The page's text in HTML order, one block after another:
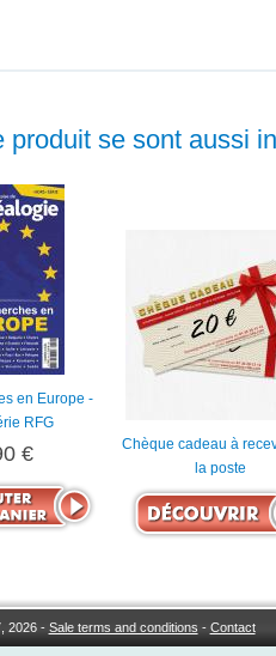
se sont aussi
en Europe -
RFG
€
Chèque cadeau à
la poste
2026 - Sale terms and conditions - Contact